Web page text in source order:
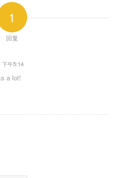
1
回复
下午5:14
a lot!